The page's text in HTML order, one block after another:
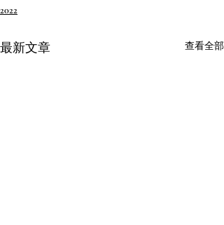
2022
最新文章 查看全部